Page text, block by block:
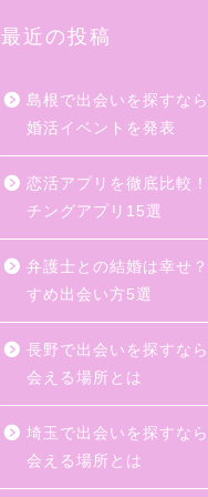
最近の投稿
島根で出会いを探すな
婚活イベントを発表
恋活アプリを徹底比較
チングアプリ15選
弁護士との結婚は幸せ
すめ出会い方5選
長野で出会いを探すな
会える場所とは
埼玉で出会いを探すな
会える場所とは